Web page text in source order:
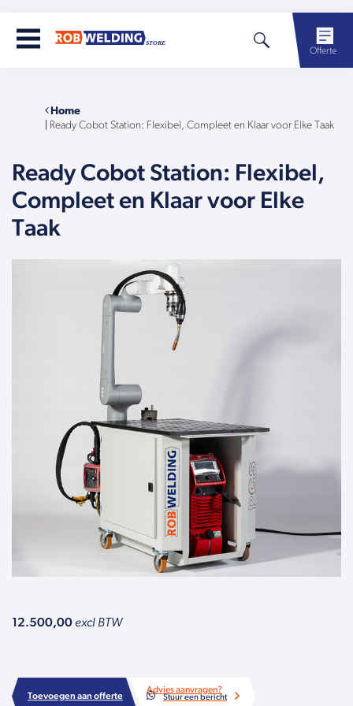
Offerte
Home
Ready Cobot Station: Flexibel, Compleet en Klaar voor Elke Taak
Ready Cobot Station: Flexibel,
Compleet en Klaar voor Elke
Taak
12.500,00excl BTW
Toevoegen aan offerte
Advies aanvragen?
Stuur een bericht